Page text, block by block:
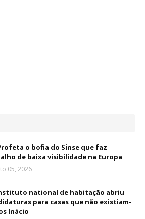
o bofia do Sinse que faz
de baixa visibilidade na Europa
05, 2026
national de habitação abriu
para casas que não existiam-
Inácio